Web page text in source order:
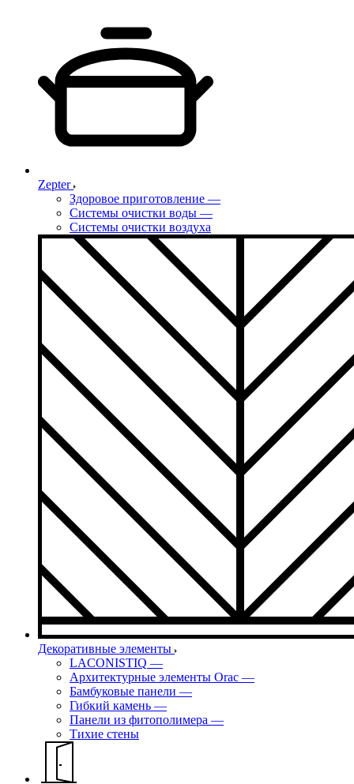
Zepter
Здоровое приготовление —
Системы очистки воды —
Системы очистки воздуха
Декоративные элементы
LACONISTIQ —
Архитектурные элементы Orac —
Бамбуковые панели —
Гибкий камень —
Панели из фитополимера —
Тихие стены